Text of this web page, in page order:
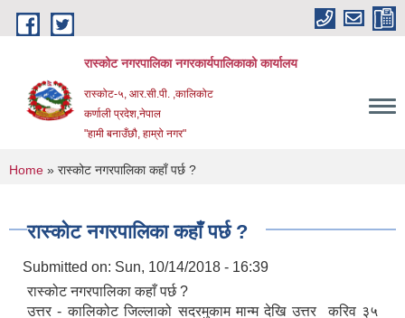
Skip to main content
रास्कोट नगरपालिका नगरकार्यपालिकाको कार्यालय
रास्कोट-५, आर.सी.पी. ,कालिकोट
कर्णाली प्रदेश,नेपाल
"हामी बनाउँछौ, हाम्रो नगर"
You are here
Home » रास्कोट नगरपालिका कहाँ पर्छ ?
रास्कोट नगरपालिका कहाँ पर्छ ?
Submitted on: Sun, 10/14/2018 - 16:39
रास्कोट नगरपालिका कहाँ पर्छ ?
उत्तर - कालिकोट जिल्लाको सदरमुकाम मान्म देखि उत्तर करिव ३५